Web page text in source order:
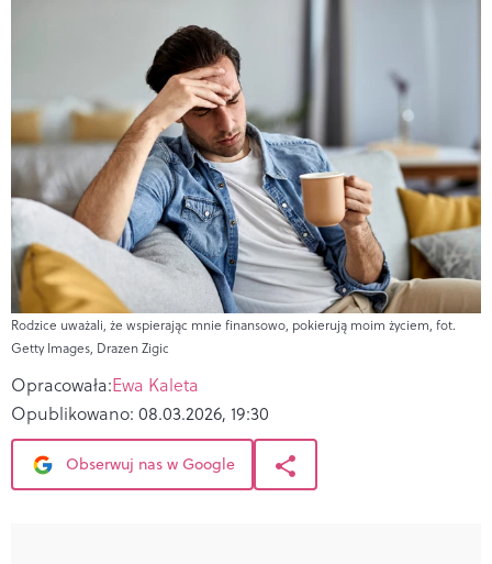
Rodzice uważali, że wspierając mnie finansowo, pokierują moim życiem, fot.
Getty Images, Drazen Zigic
Opracowała:Ewa Kaleta
Opublikowano: 08.03.2026, 19:30
Obserwuj nas w Google